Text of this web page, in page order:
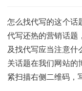
怎么找代写的这个话
代写还热的营销话题
及找代写应当注意什
关话题在我们网站的
紧扫描右侧二维码，